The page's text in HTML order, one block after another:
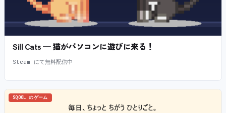
Sill Cats — 猫がパソコンに遊びに来る！
Steam にて無料配信中
SQOOL のゲーム